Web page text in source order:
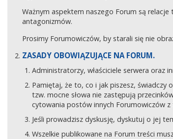
Ważnym aspektem naszego Forum są
antagonizmów.
Prosimy Forumowiczów, by starali się nie
ZASADY OBOWIĄZUJĄCE NA FORUM.
Administratorzy, właściciele serwera oraz
Pamiętaj, że to, co i jak piszesz,
tzw. mocne słowa nie zastępują
cytowania postów innych Forumowiczów z
Jeśli prowadzisz dyskusję, dyskutuj o jej
Wszelkie publikowane na Forum treści